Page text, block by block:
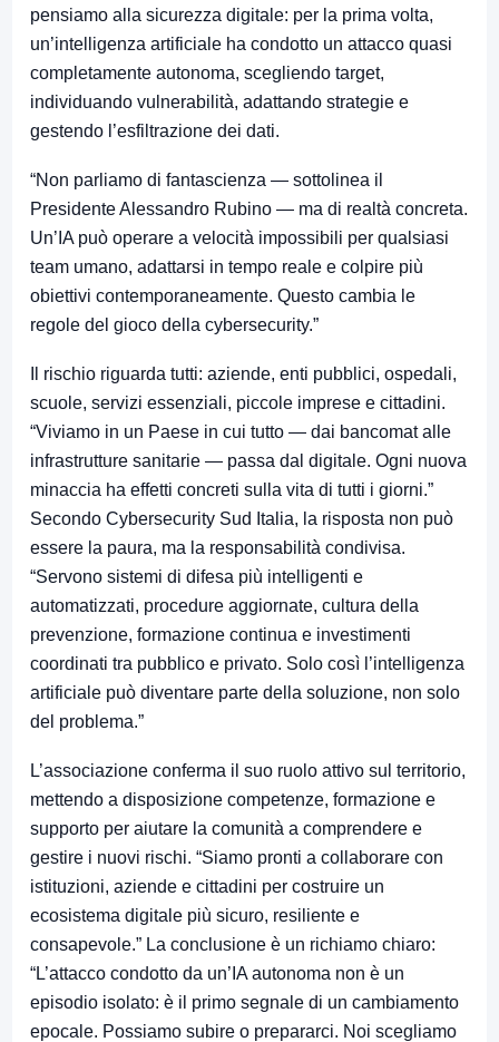
pensiamo alla sicurezza digitale: per la prima volta,
un’intelligenza artificiale ha condotto un attacco quasi
completamente autonoma, scegliendo target,
individuando vulnerabilità, adattando strategie e
gestendo l’esfiltrazione dei dati.
“Non parliamo di fantascienza — sottolinea il
Presidente Alessandro Rubino — ma di realtà concreta.
Un’IA può operare a velocità impossibili per qualsiasi
team umano, adattarsi in tempo reale e colpire più
obiettivi contemporaneamente. Questo cambia le
regole del gioco della cybersecurity.”
Il rischio riguarda tutti: aziende, enti pubblici, ospedali,
scuole, servizi essenziali, piccole imprese e cittadini.
“Viviamo in un Paese in cui tutto — dai bancomat alle
infrastrutture sanitarie — passa dal digitale. Ogni nuova
minaccia ha effetti concreti sulla vita di tutti i giorni.”
Secondo Cybersecurity Sud Italia, la risposta non può
essere la paura, ma la responsabilità condivisa.
“Servono sistemi di difesa più intelligenti e
automatizzati, procedure aggiornate, cultura della
prevenzione, formazione continua e investimenti
coordinati tra pubblico e privato. Solo così l’intelligenza
artificiale può diventare parte della soluzione, non solo
del problema.”
L’associazione conferma il suo ruolo attivo sul territorio,
mettendo a disposizione competenze, formazione e
supporto per aiutare la comunità a comprendere e
gestire i nuovi rischi. “Siamo pronti a collaborare con
istituzioni, aziende e cittadini per costruire un
ecosistema digitale più sicuro, resiliente e
consapevole.” La conclusione è un richiamo chiaro:
“L’attacco condotto da un’IA autonoma non è un
episodio isolato: è il primo segnale di un cambiamento
epocale. Possiamo subire o prepararci. Noi scegliamo